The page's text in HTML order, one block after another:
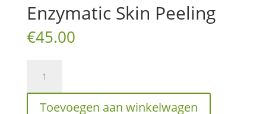
Enzymatic Skin Peeling
€45.00
Peeling
aantal
Toevoegen aan winkelwagen